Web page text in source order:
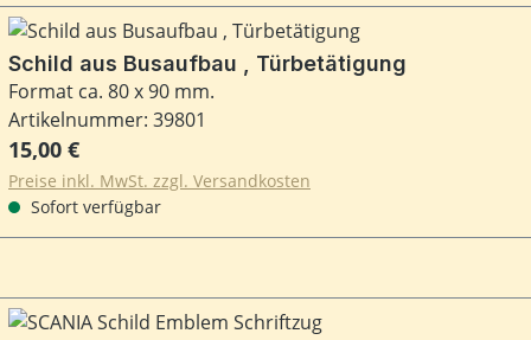
Schild aus Busaufbau , Türbetätigung
Format ca. 80 x 90 mm.
Artikelnummer: 39801
Regulärer Preis:
15,00 €
Preise inkl. MwSt. zzgl. Versandkosten
Sofort verfügbar